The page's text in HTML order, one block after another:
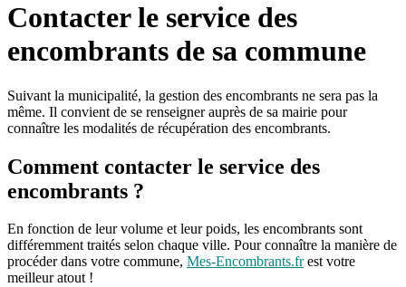
Contacter le service des
encombrants de sa commune
Suivant la municipalité, la gestion des encombrants ne sera pas la
même. Il convient de se renseigner auprès de sa mairie pour
connaître les modalités de récupération des encombrants.
Comment contacter le service des
encombrants ?
En fonction de leur volume et leur poids, les encombrants sont
différemment traités selon chaque ville. Pour connaître la manière de
procéder dans votre commune, Mes-Encombrants.frest votre
meilleur atout !